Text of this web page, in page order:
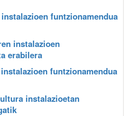
funtzionamendua
instalazioen
erabilera
funtzionamendua
instalazioetan